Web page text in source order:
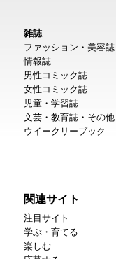
雑誌
ファッション・美容誌
情報誌
男性コミック誌
女性コミック誌
児童・学習誌
文芸・教育誌・その他
ウイークリーブック
関連サイト
注目サイト
学ぶ・育てる
楽しむ